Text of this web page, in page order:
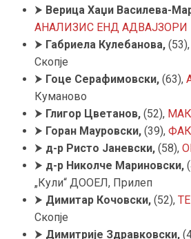
⮞ Верица Хаџи Василева-
АНАЛИЗИС ЕНД АДВАЈЗОРИ
⮞ Габриела Кулебанова,
Скопје
⮞ Гоце Серафимовски, (63),
Куманово
⮞ Глигор Цветанов, (52),
⮞ Горан Мауровски, (39),
⮞ д-р Ристо Јаневски, (58),
⮞ д-р Николче Мариновски,
„Кули“ ДООЕЛ, Прилеп
⮞ Димитар Кочовски, (52),
Скопје
⮞ Димитрије Здравковски,